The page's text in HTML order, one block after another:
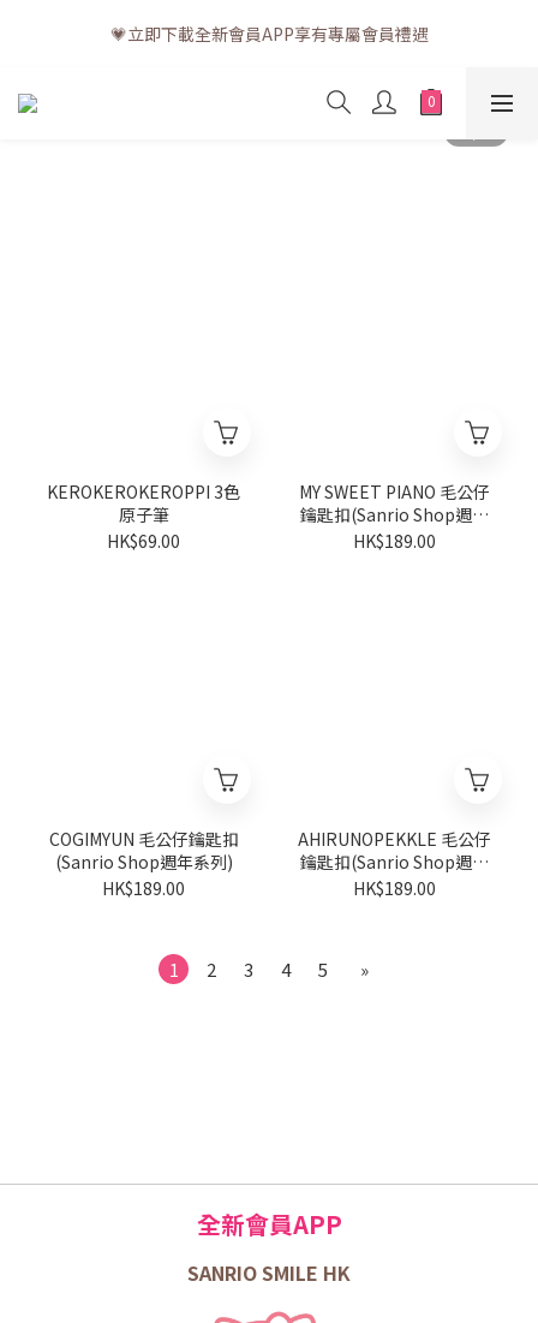
💗訂單一般送貨時間為3至5個工作天 (星期六、日及公眾假期並非
工作天)
💗立即下載全新會員APP享有專屬會員禮遇
💗訂單一般送貨時間為3至5個工作天 (星期六、日及公眾假期並非
KEROKEROKEROPPI 3色
原子筆
HK$69.00
MY SWEET PIANO 毛公仔
鑰匙扣(Sanrio Shop週年
系列)
HK$189.00
COGIMYUN 毛公仔鑰匙扣
(Sanrio Shop週年系列)
HK$189.00
AHIRUNOPEKKLE 毛公仔
鑰匙扣(Sanrio Shop週年
系列)
HK$189.00
1 2 3 4 5 »
全新會員APP
SANRIO SMILE HK